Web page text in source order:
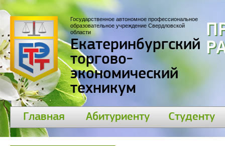
Государственное автономное профессиональное
образовательное учреждение Свердловской
области
Екатеринбургский
торгово-
экономический
техникум
Главная Абитуриенту Студенту